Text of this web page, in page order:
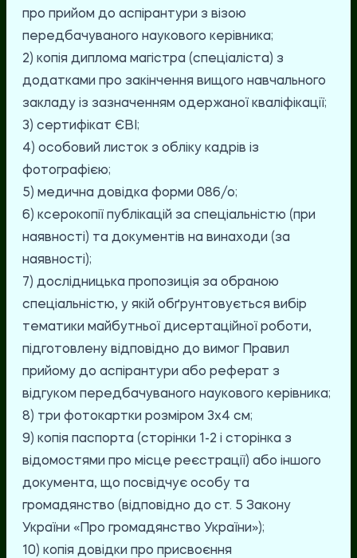
про прийом до аспірантури з візою
передбачуваного наукового керівника;
2) копія диплома магістра (спеціаліста) з
додатками про закінчення вищого навчального
закладу із зазначенням одержаної кваліфікації;
3) сертифікат ЄВІ;
4) особовий листок з обліку кадрів із
фотографією;
5) медична довідка форми 086/о;
6) ксерокопії публікацій за спеціальністю (при
наявності) та документів на винаходи (за
наявності);
7) дослідницька пропозиція за обраною
спеціальністю, у якій обґрунтовується вибір
тематики майбутньої дисертаційної роботи,
підготовлену відповідно до вимог Правил
прийому до аспірантури або реферат з
відгуком передбачуваного наукового керівника;
8) три фотокартки розміром 3х4 см;
9) копія паспорта (сторінки 1-2 і сторінка з
відомостями про місце реєстрації) або іншого
документа, що посвідчує особу та
громадянство (відповідно до ст. 5 Закону
України «Про громадянство України»);
10) копія довідки про присвоєння